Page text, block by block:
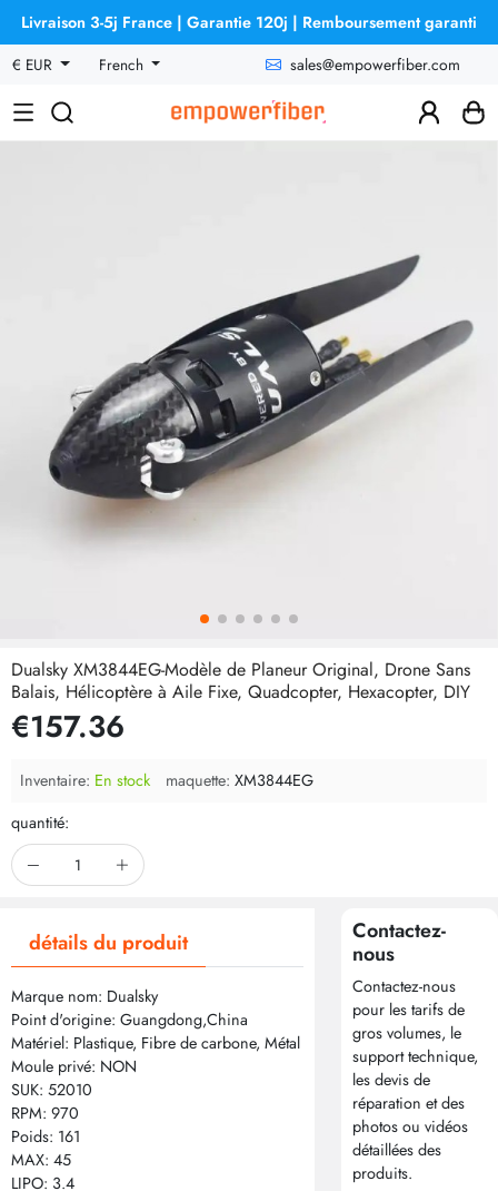
Livraison 3-5j France | Garantie 120j | Remboursement garanti
€ EUR
French sales@empowerfiber.com
Dualsky XM3844EG-Modèle de Planeur Original, Drone Sans
Balais, Hélicoptère à Aile Fixe, Quadcopter, Hexacopter, DIY
€157.36
Inventaire: En stock maquette: XM3844EG
quantité:
détails du produit
Marque nom: Dualsky
Point d'origine: Guangdong,China
Matériel: Plastique, Fibre de carbone, Métal
Moule privé: NON
SUK: 52010
RPM: 970
Poids: 161
MAX: 45
LIPO: 3.4
Contactez-
nous
Contactez-nous
pour les tarifs de
gros volumes, le
support technique,
les devis de
réparation et des
photos ou vidéos
détaillées des
produits.